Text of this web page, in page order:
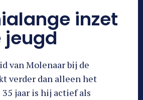
inzet
jeugd
van Molenaar bij de
verder dan alleen het
jaar is hij actief als